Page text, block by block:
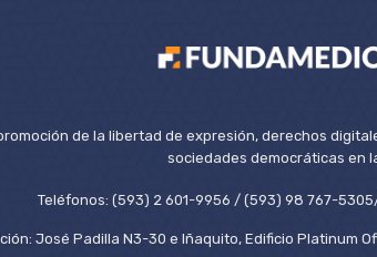
de la libertad de expresión, derechos
sociedades democráticas en
Teléfonos: (593) 2 601-9956 / (593) 98 767-
José Padilla N3-30 e Iñaquito, Edificio Platinum